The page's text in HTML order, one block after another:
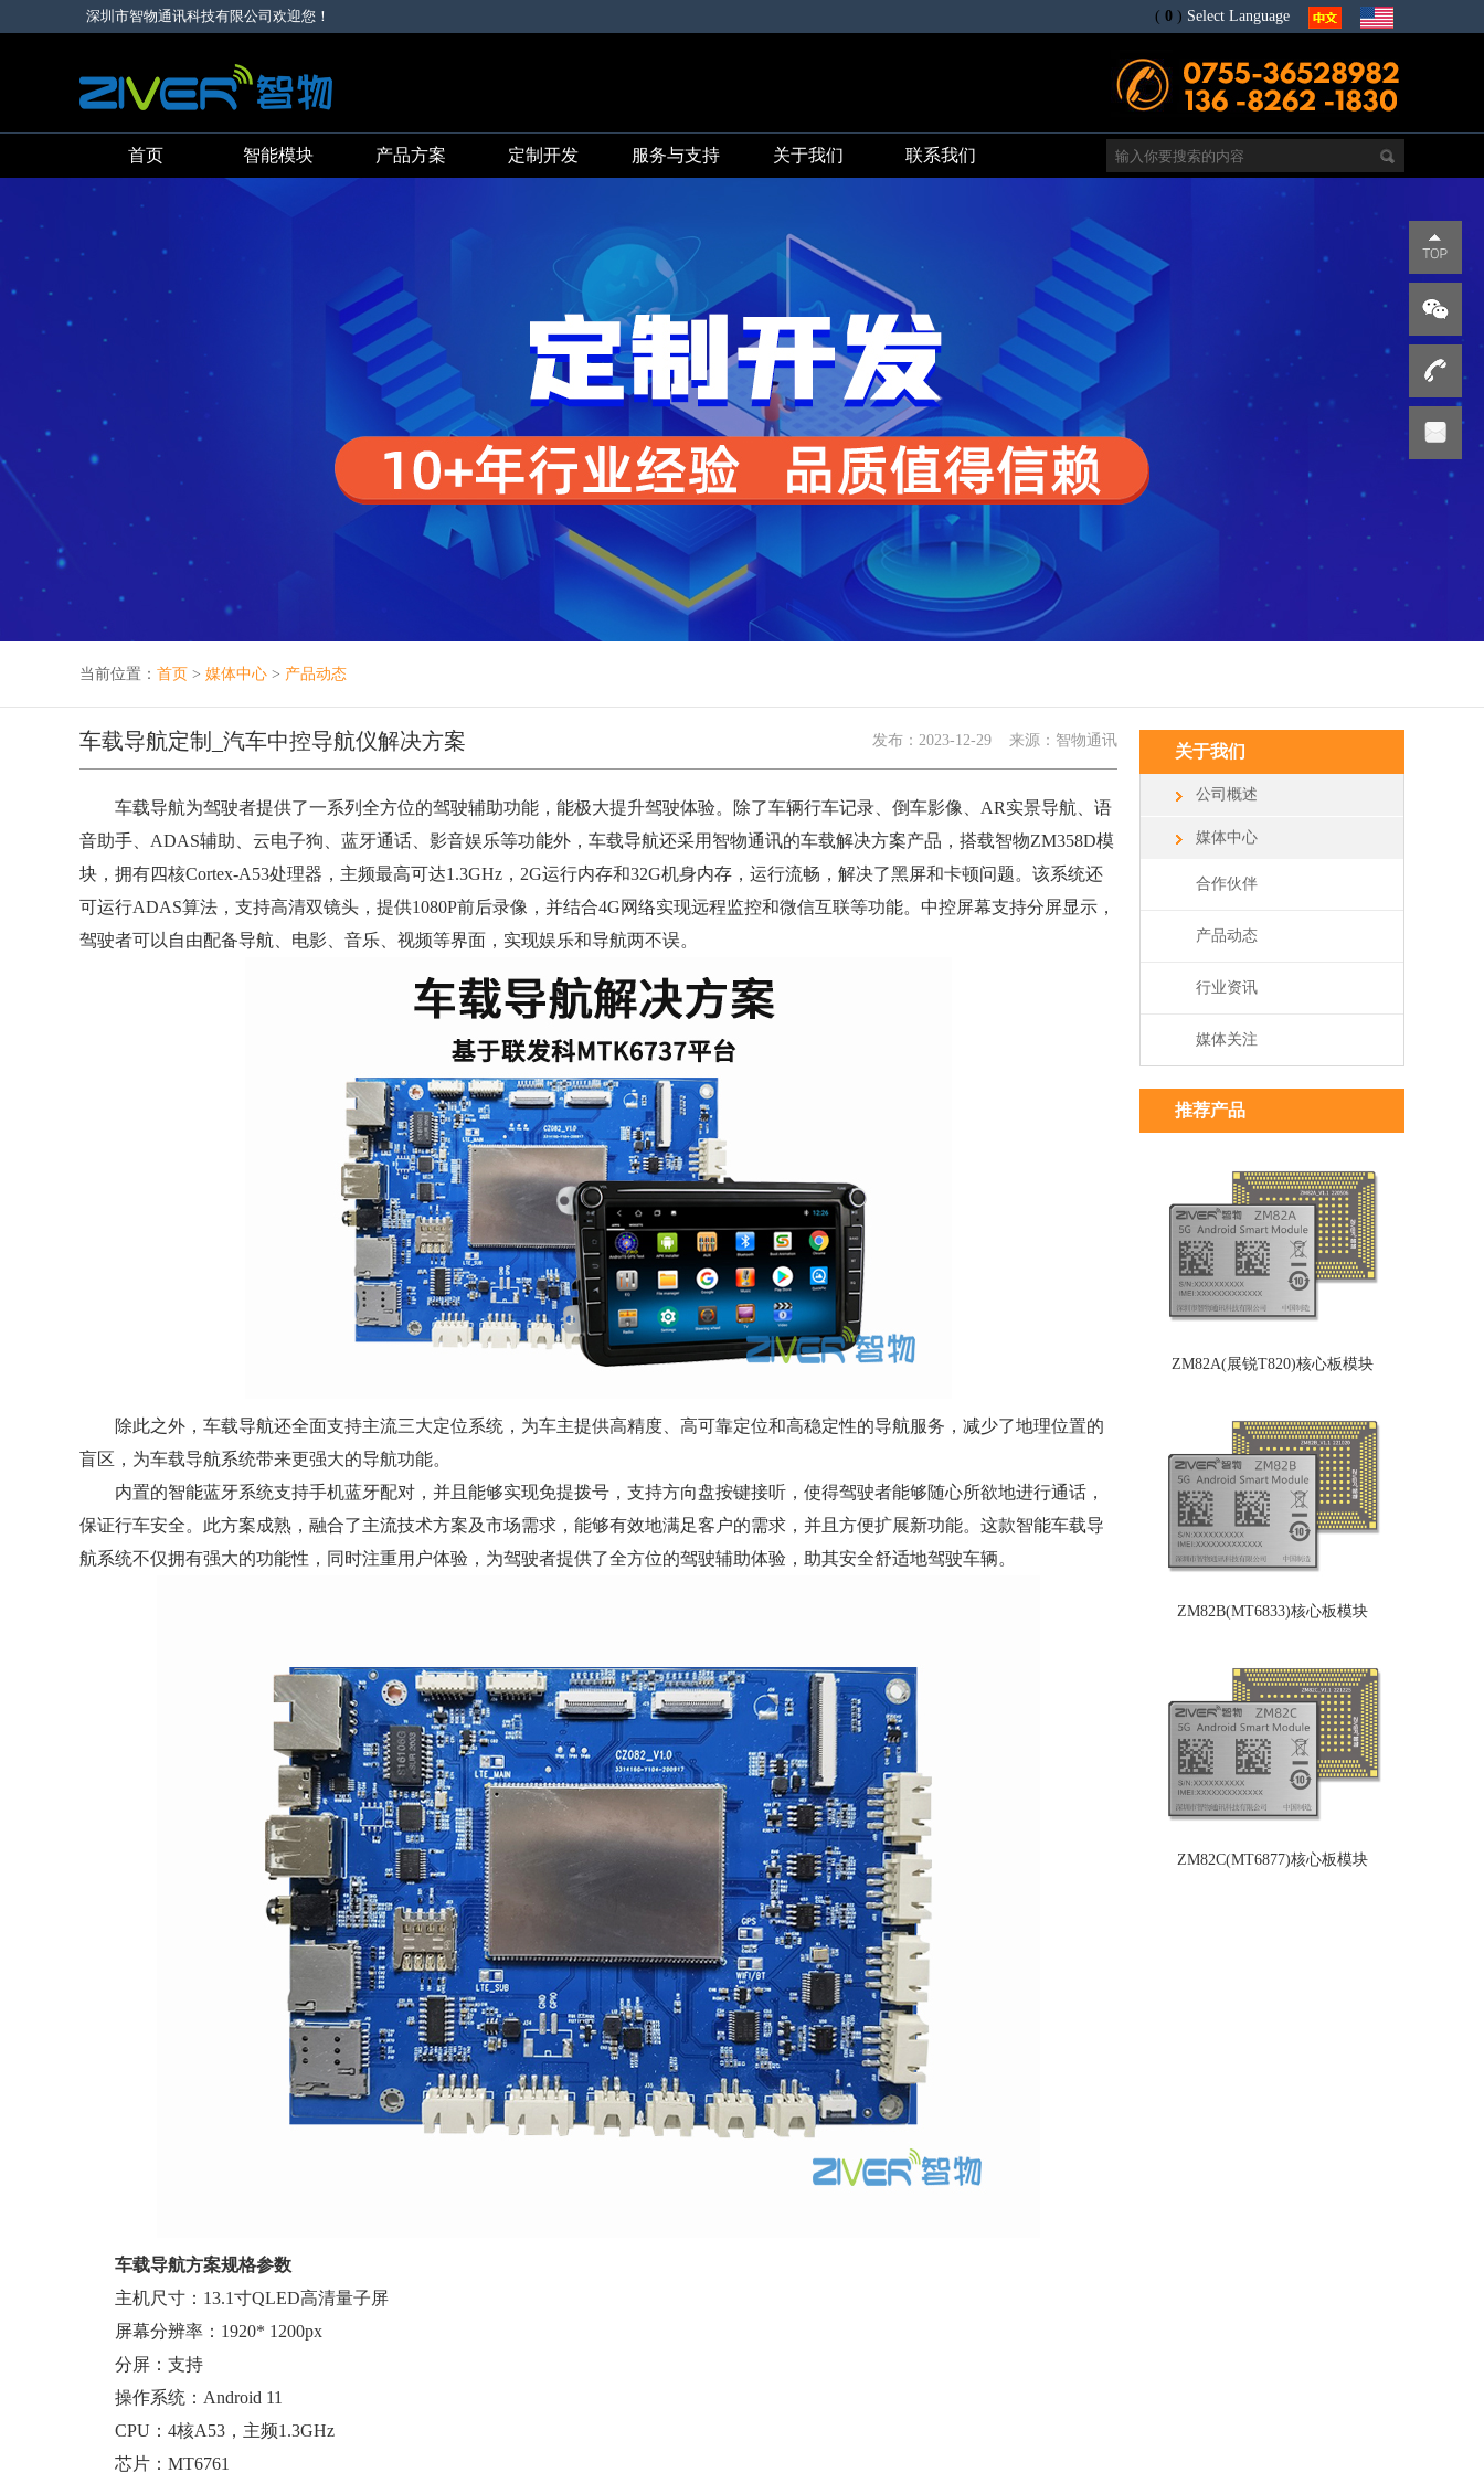
深圳市智物通讯科技有限公司欢迎您！ ( 0 ) Select Language
首页 智能模块 产品方案 定制开发 服务与支持 关于我们 联系我们
当前位置： 首页 > 媒体中心 > 产品动态
车载导航定制_汽车中控导航仪解决方案 发布： 2023-12-29 来源：智物通讯
车载导航为驾驶者提供了一系列全方位的驾驶辅助功能，能极大提升驾驶体验。除了车辆行车记录、倒车影像、AR实景导航、语
音助手、ADAS辅助、云电子狗、蓝牙通话、影音娱乐等功能外，车载导航还采用智物通讯的车载解决方案产品，搭载智物ZM358D模
块，拥有四核Cortex-A53处理器，主频最高可达1.3GHz，2G运行内存和32G机身内存，运行流畅，解决了黑屏和卡顿问题。该系统还
可运行ADAS算法，支持高清双镜头，提供1080P前后录像，并结合4G网络实现远程监控和微信互联等功能。中控屏幕支持分屏显示，
驾驶者可以自由配备导航、电影、音乐、视频等界面，实现娱乐和导航两不误。
除此之外，车载导航还全面支持主流三大定位系统，为车主提供高精度、高可靠定位和高稳定性的导航服务，减少了地理位置的
盲区，为车载导航系统带来更强大的导航功能。
内置的智能蓝牙系统支持手机蓝牙配对，并且能够实现免提拨号，支持方向盘按键接听，使得驾驶者能够随心所欲地进行通话，
保证行车安全。此方案成熟，融合了主流技术方案及市场需求，能够有效地满足客户的需求，并且方便扩展新功能。这款智能车载导
航系统不仅拥有强大的功能性，同时注重用户体验，为驾驶者提供了全方位的驾驶辅助体验，助其安全舒适地驾驶车辆。
车载导航方案规格参数
主机尺寸：13.1寸QLED高清量子屏
屏幕分辨率：1920* 1200px
分屏：支持
操作系统：Android 11
CPU：4核A53，主频1.3GHz
芯片：MT6761
关于我们
公司概述
媒体中心
合作伙伴
产品动态
行业资讯
媒体关注
推荐产品
ZM82A(展锐T820)核心板模块
ZM82B(MT6833)核心板模块
ZM82C(MT6877)核心板模块